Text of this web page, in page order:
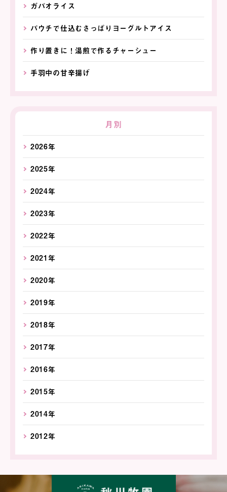
ガパオライス
パウチで仕込むさっぱりヨーグルトアイス
作り置きに！湯煎で作るチャーシュー
手羽中の甘辛揚げ
月別
2026年
2025年
2024年
2023年
2022年
2021年
2020年
2019年
2018年
2017年
2016年
2015年
2014年
2012年